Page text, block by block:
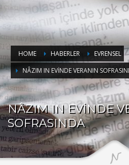
HOME HABERLER
EVRENSEL
NÂZIM IN EVİNDE VERANIN
NÂZIM IN EVİNDE
SOFRASINDA